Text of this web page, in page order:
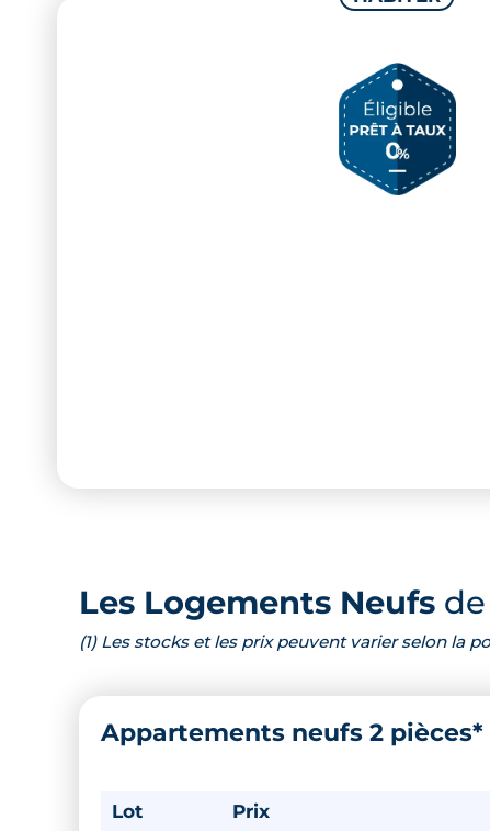
Les Logements Neufs
(1) Les stocks et les prix peuvent varier selon
Appartements neufs 2 pièces*
Lot Prix